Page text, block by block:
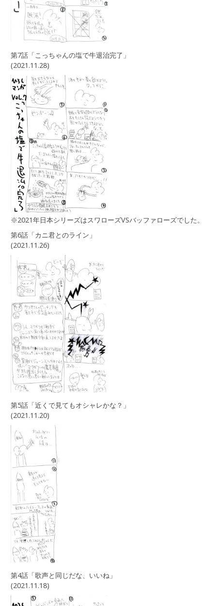
第7話「こっちゃんの塩で牛退治完了」
(2021.11.28)
※2021年日本シリーズはスワローズVSバッファローズでした。
第6話「カニ君とのライン」
(2021.11.26)
第5話「近くで見てもオシャレかな？」
(2021.11.20)
第4話「歌声と同じだな、いいね」
(2021.11.18)